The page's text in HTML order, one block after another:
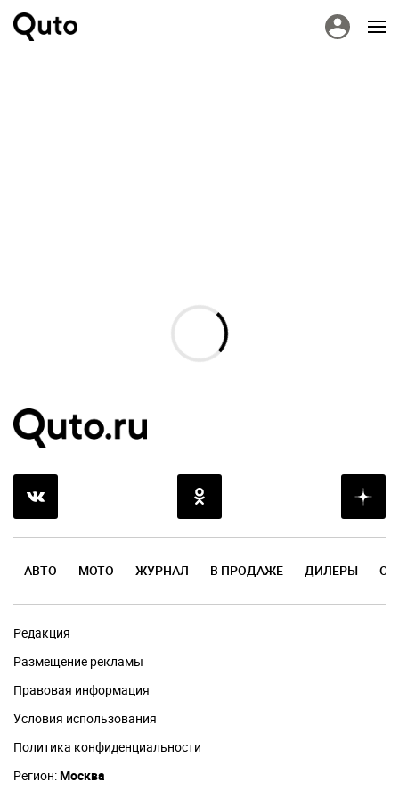
АВТО МОТО ЖУРНАЛ В ПРОДАЖЕ ДИЛЕРЫ
Редакция
Размещение рекламы
Правовая информация
Условия использования
Политика конфиденциальности
Регион:Москва